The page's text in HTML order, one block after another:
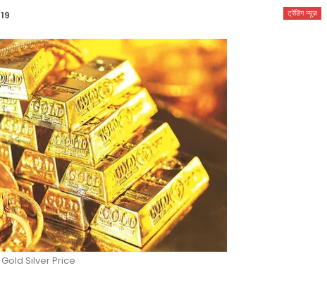
ट्रेंडिंग न्यूज़
19
Gold Silver Price